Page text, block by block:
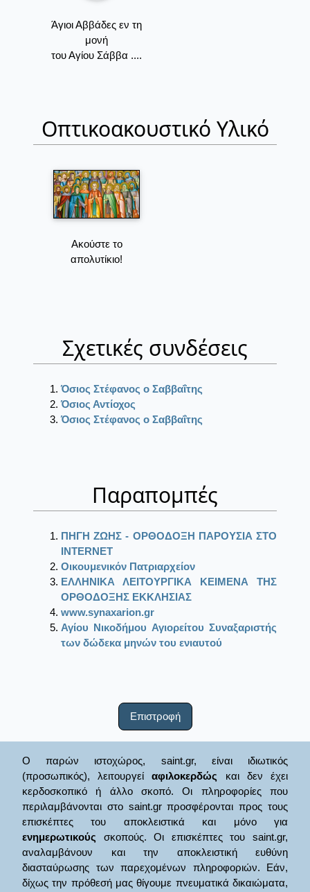
Άγιοι Αββάδες εν τη
μονή
του Αγίου Σάββα ....
Οπτικοακουστικό Υλικό
Ακούστε το
απολυτίκιο!
Σχετικές συνδέσεις
Όσιος Στέφανος ο Σαββαΐτης
Όσιος Αντίοχος
Όσιος Στέφανος ο Σαββαΐτης
Παραπομπές
ΠΗΓΗ ΖΩΗΣ - ΟΡΘΟΔΟΞΗ ΠΑΡΟΥΣΙΑ ΣΤΟ
ΙΝΤΕRΝΕΤ
Οικουμενικόν Πατριαρχείον
ΕΛΛΗΝΙΚΑ ΛΕΙΤΟΥΡΓΙΚΑ ΚΕΙΜΕΝΑ ΤΗΣ
ΟΡΘΟΔΟΞΗΣ ΕΚΚΛΗΣΙΑΣ
www.synaxarion.gr
Αγίου Νικοδήμου Αγιορείτου Συναξαριστής
των δώδεκα μηνών του ενιαυτού
Επιστροφή
Ο παρών ιστοχώρος, saint.gr, είναι ιδιωτικός
(προσωπικός), λειτουργείαφιλοκερδώς και δεν έχει
κερδοσκοπικό ή άλλο σκοπό. Οι πληροφορίες που
περιλαμβάνονται στο saint.gr προσφέρονται προς τους
επισκέπτες του αποκλειστικά και μόνο για
ενημερωτικούς σκοπούς. Οι επισκέπτες του saint.gr,
αναλαμβάνουν και την αποκλειστική ευθύνη
διασταύρωσης των παρεχομένων πληροφοριών. Εάν,
δίχως την πρόθεσή μας θίγουμε πνευματικά δικαιώματα,